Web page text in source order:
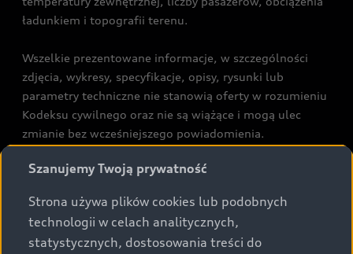
ładunkiem i topografii terenu.
Wszelkie prezentowane informacje, w szczególności
zdjęcia, wykresy, specyfikacje, opisy, rysunki lub
parametry techniczne nie stanowią oferty w rozumieniu
Kodeksu cywilnego oraz nie są wiążące i mogą ulec
zmianie bez wcześniejszego powiadomienia.
rozumieniu art. 5561§2 Kodeksu cywilnego oraz art.
Podane kwoty są rekomendowane i obejmują podatek
VAT (23%), chyba że inaczej zaznaczono.
Szanujemy Twoją prywatność
Strona używa plików cookies lub podobnych
technologii w celach analitycznych,
statystycznych, dostosowania treści do